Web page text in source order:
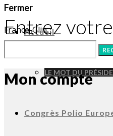
France-Glip
Accueil
LE MOT DU
Congrès Polio
Fermer
Entrez
Mon compte